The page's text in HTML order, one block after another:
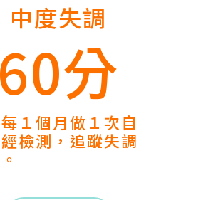
中度失調
60分
１個月做１次自
檢測，追蹤失調